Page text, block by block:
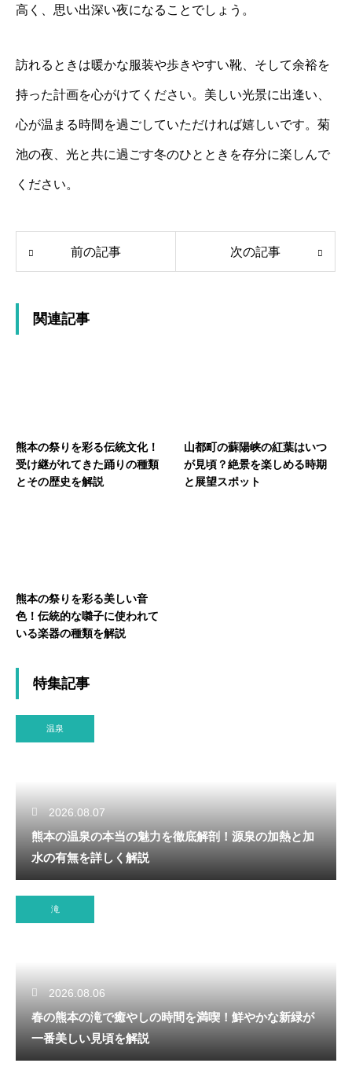
高く、思い出深い夜になることでしょう。
訪れるときは暖かな服装や歩きやすい靴、そして余裕を
持った計画を心がけてください。美しい光景に出逢い、
心が温まる時間を過ごしていただければ嬉しいです。菊
池の夜、光と共に過ごす冬のひとときを存分に楽しんで
ください。
前の記事 次の記事
関連記事
熊本の祭りを彩る伝統文化！
受け継がれてきた踊りの種類
とその歴史を解説
山都町の蘇陽峡の紅葉はいつ
が見頃？絶景を楽しめる時期
と展望スポット
熊本の祭りを彩る美しい音
色！伝統的な囃子に使われて
いる楽器の種類を解説
特集記事
温泉
2026.08.07
熊本の温泉の本当の魅力を徹底解剖！源泉の加熱と加
水の有無を詳しく解説
滝
2026.08.06
春の熊本の滝で癒やしの時間を満喫！鮮やかな新緑が
一番美しい見頃を解説